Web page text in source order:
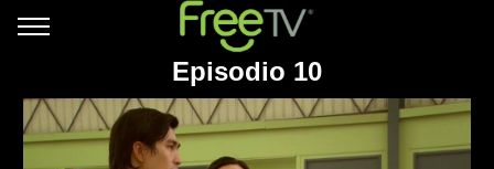
Episodio 10